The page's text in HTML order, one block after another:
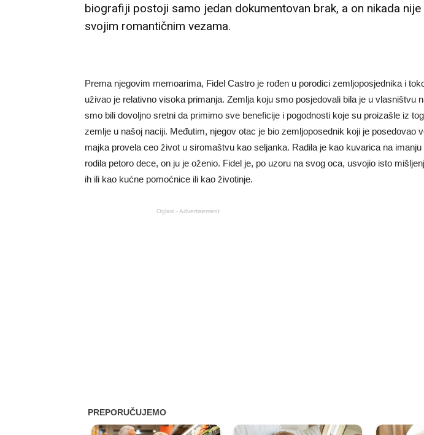
biografiji postoji samo jedan dokumentovan brak, a on nikada
svojim romantičnim vezama.
Prema njegovim memoarima, Fidel Castro je rođen u porodici zemljoposjednika i
uživao je relativno visoka primanja. Zemlja koju smo posjedovali bila je u vlasništvu
smo bili dovoljno sretni da primimo sve beneficije i pogodnosti koje su proizašle iz
zemlje u našoj naciji. Međutim, njegov otac je bio zemljoposednik koji je posedovao
majka provela ceo život u siromaštvu kao seljanka. Radila je kao kuvarica na
rodila petoro dece, on ju je oženio. Fidel je, po uzoru na svog oca, usvojio isto
ih ili kao kućne pomoćnice ili kao životinje.
Oglasi - Advertisement